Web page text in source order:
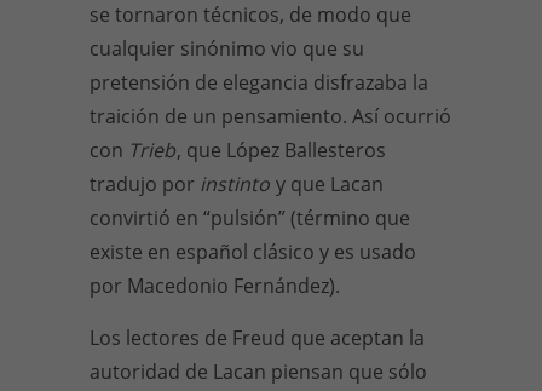
se tornaron técnicos, de modo que
cualquier sinónimo vio que su
pretensión de elegancia disfrazaba la
traición de un pensamiento. Así ocurrió
con Trieb, que López Ballesteros
tradujo por instinto y que Lacan
convirtió en “pulsión” (término que
existe en español clásico y es usado
por Macedonio Fernández).
Los lectores de Freud que aceptan la
autoridad de Lacan piensan que sólo